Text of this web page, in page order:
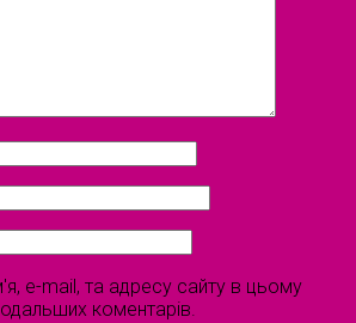
e-mail, та адресу сайту в цьому
коментарів.